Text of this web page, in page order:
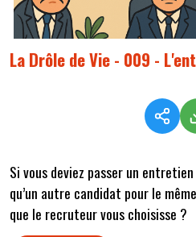
La Drôle de Vie - 009 -
Si vous deviez passer un
qu’un autre candidat pour le
que le recruteur vous choisisse ?